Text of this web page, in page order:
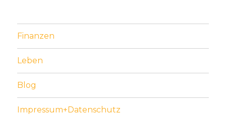
Finanzen
Leben
Blog
Impressum+Datenschutz